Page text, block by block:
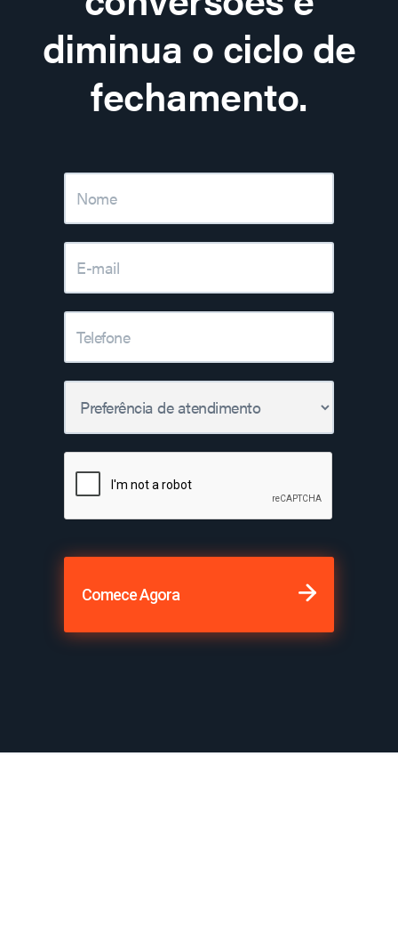
diminua o ciclo de
fechamento.
Comece Agora